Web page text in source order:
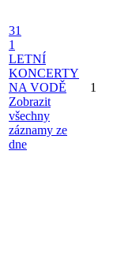
31
1
LETNÍ
KONCERTY
NA VODĚ
Zobrazit
všechny
záznamy ze
dne
1